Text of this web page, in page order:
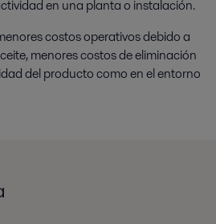
en una planta o instalación.
costos operativos debido a
menores costos de eliminación
del producto como en el entorno